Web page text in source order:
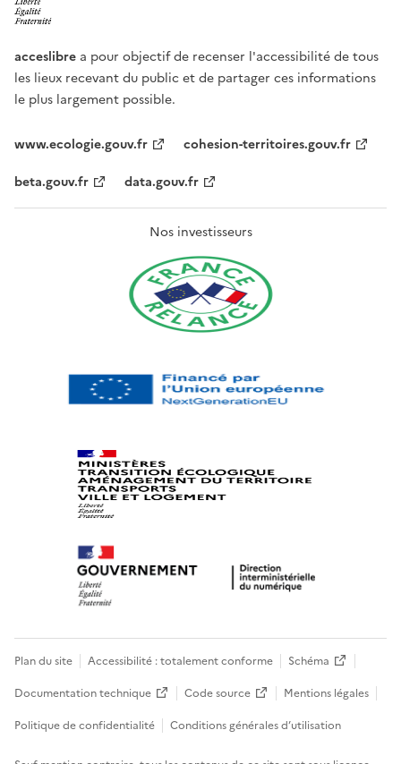
acceslibre a pour objectif de recenser l'accessibilité de tous
les lieux recevant du public et de partager ces informations
le plus largement possible.
www.ecologie.gouv.fr
cohesion-territoires.gouv.fr
beta.gouv.fr
data.gouv.fr
Nos investisseurs
Plan du site Accessibilité : totalement conforme
Schéma
Documentation technique
Code source
Mentions légales
Politique de confidentialité
Conditions générales d’utilisation